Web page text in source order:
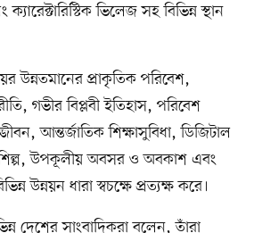
ভিলেজ সহ বিভিন্ন স্থান
উন্নতমানের প্রাকৃতিক পরিবেশ,
গভীর বিপ্লবী ইতিহাস, পরিবেশ
আন্তর্জাতিক শিক্ষাসুবিধা, ডিজিটাল
শিল্প, উপকূলীয় অবসর ও অবকাশ এবং
উন্নয়ন ধারা স্বচক্ষে প্রত্যক্ষ করে।
দেশের সাংবাদিকরা বলেন, তাঁরা